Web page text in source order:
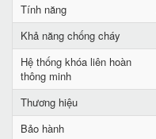
Tính năng
Khả năng chống cháy
Hệ thống khóa liên hoàn
thông minh
Thương hiệu
Bảo hành